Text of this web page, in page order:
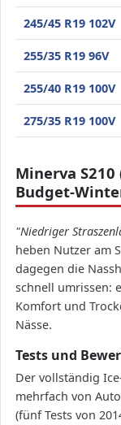
Minerva S210
245/45 R19 102V
Minerva S210
255/35 R19 96V
Minerva S210
255/40 R19 100V
Minerva S210
275/35 R19 100V
Minerva
Budget-
"Niedriger
heben Nutzer am
dagegen die
schnell umrissen:
Komfort und
Nässe.
Tests und
Der vollständig
mehrfach von
(fünf Tests von